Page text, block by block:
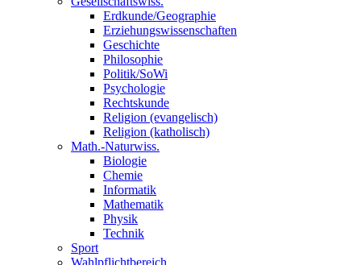
Erdkunde/Geographie
Erziehungswissenschaften
Geschichte
Philosophie
Politik/SoWi
Psychologie
Rechtskunde
Religion (evangelisch)
Religion (katholisch)
Math.-Naturwiss.
Biologie
Chemie
Informatik
Mathematik
Physik
Technik
Sport
Wahlpflichtbereich